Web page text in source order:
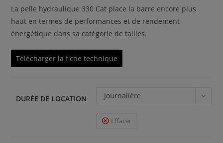
La pelle hydraulique 330 Cat place la barre encore plus
haut en termes de performances et de rendement
énergétique dans sa catégorie de tailles.
Télécharger la fiche technique
DURÉE DE LOCATION Journalière
Effacer